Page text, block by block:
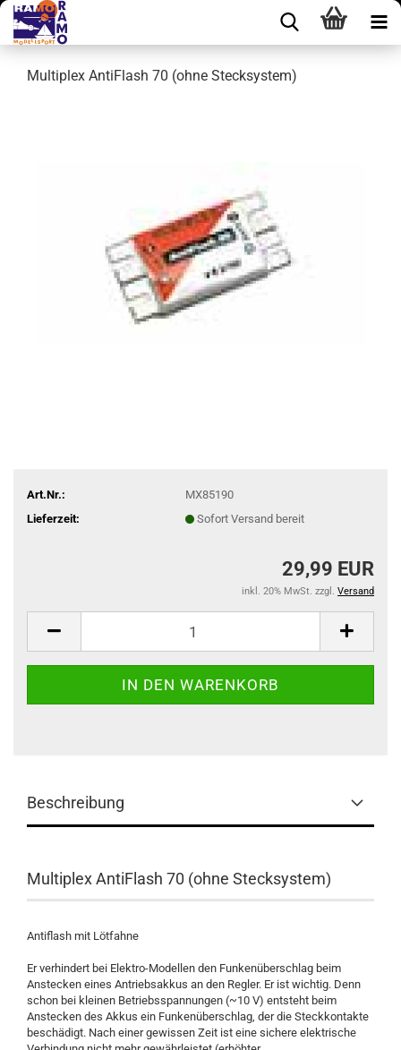
Multiplex AntiFlash 70 (ohne Stecksystem)
Art.Nr.:
MX85190
Lieferzeit:
Sofort Versand bereit
29,99 EUR
inkl. 20% MwSt. zzgl. Versand
Beschreibung
Multiplex AntiFlash 70 (ohne Stecksystem)
Antiflash mit Lötfahne
Er verhindert bei Elektro-Modellen den Funkenüberschlag beim
Anstecken eines Antriebsakkus an den Regler. Er ist wichtig. Denn
schon bei kleinen Betriebsspannungen (~10 V) entsteht beim
Anstecken des Akkus ein Funkenüberschlag, der die Steckkontakte
beschädigt. Nach einer gewissen Zeit ist eine sichere elektrische